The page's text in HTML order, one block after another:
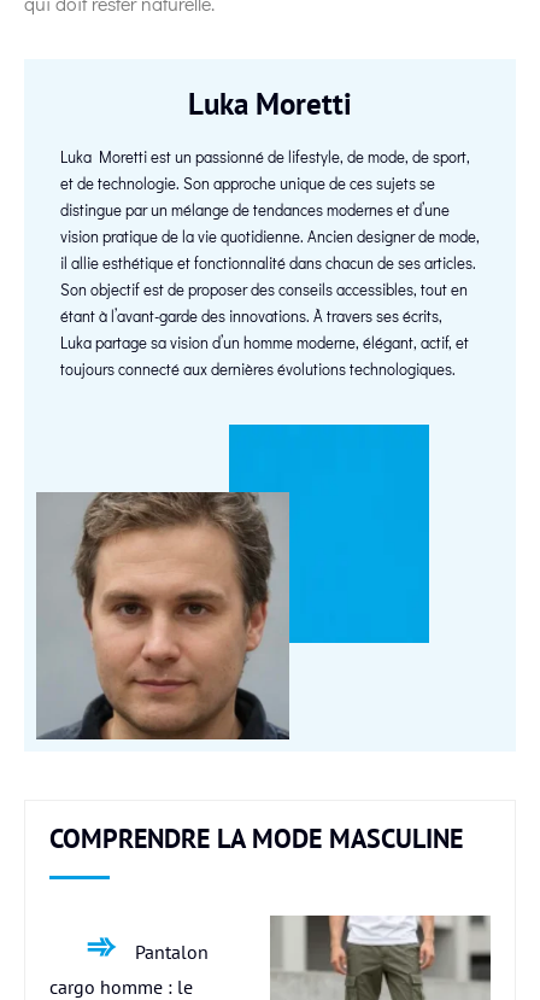
Luka Moretti
Luka Moretti est un passionné de lifestyle, de mode, de sport,
et de technologie. Son approche unique de ces sujets se
distingue par un mélange de tendances modernes et d’une
vision pratique de la vie quotidienne. Ancien designer de mode,
il allie esthétique et fonctionnalité dans chacun de ses articles.
Son objectif est de proposer des conseils accessibles, tout en
étant à l’avant-garde des innovations. À travers ses écrits,
Luka partage sa vision d’un homme moderne, élégant, actif, et
toujours connecté aux dernières évolutions technologiques.
COMPRENDRE LA MODE MASCULINE
Pantalon
cargo homme : le